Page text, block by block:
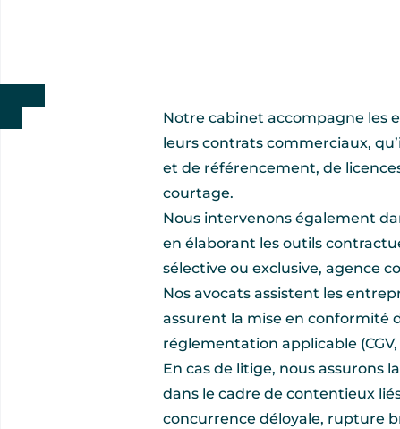
Notre cabinet accompagne les
leurs contrats commerciaux,
et de référencement, de
courtage.
Nous intervenons également
en élaborant les outils
sélective ou exclusive, agence
Nos avocats assistent les
assurent la mise en conformité
réglementation applicable
En cas de litige, nous assurons
dans le cadre de contentieux
concurrence déloyale, rupture